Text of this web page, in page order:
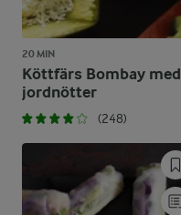
20 MIN
Köttfärs Bombay med
jordnötter
(248)